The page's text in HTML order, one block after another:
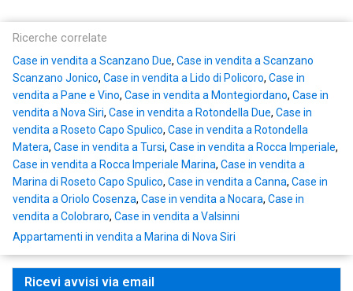
Ricerche correlate
Case in vendita a Scanzano Due, Case in vendita a Scanzano
Scanzano Jonico, Case in vendita a Lido di Policoro, Case in
vendita a Pane e Vino, Case in vendita a Montegiordano, Case in
vendita a Nova Siri, Case in vendita a Rotondella Due, Case in
vendita a Roseto Capo Spulico, Case in vendita a Rotondella
Matera, Case in vendita a Tursi, Case in vendita a Rocca Imperiale,
Case in vendita a Rocca Imperiale Marina, Case in vendita a
Marina di Roseto Capo Spulico, Case in vendita a Canna, Case in
vendita a Oriolo Cosenza, Case in vendita a Nocara, Case in
vendita a Colobraro, Case in vendita a Valsinni
Appartamenti in vendita a Marina di Nova Siri
Ricevi avvisi via email